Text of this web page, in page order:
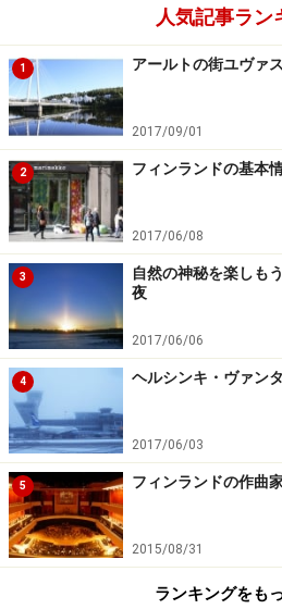
人気記事ラン
1 アールトの街ユヴァ
2017/09/01
2 フィンランドの基本
2017/06/08
3
自然の神秘を楽しも
夜
2017/06/06
4 ヘルシンキ・ヴァン
2017/06/03
5 フィンランドの作曲
2015/08/31
ランキングをも